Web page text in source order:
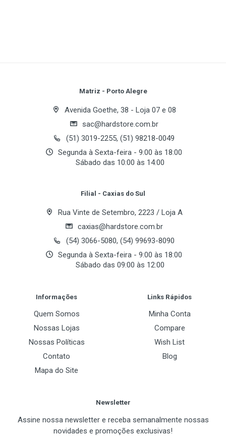
Your Name
Email Address
Matriz - Porto Alegre
Avenida Goethe, 38 - Loja 07 e 08
sac@hardstore.com.br
(51) 3019-2255, (51) 98218-0049
Segunda à Sexta-feira - 9:00 às 18:00
Sábado das 10:00 às 14:00
Filial - Caxias do Sul
Rua Vinte de Setembro, 2223 / Loja A
caxias@hardstore.com.br
(54) 3066-5080, (54) 99693-8090
Segunda à Sexta-feira - 9:00 às 18:00
Sábado das 09:00 às 12:00
Informações
Quem Somos
Nossas Lojas
Nossas Políticas
Contato
Mapa do Site
Links Rápidos
Minha Conta
Compare
Wish List
Blog
Newsletter
Assine nossa newsletter e receba semanalmente nossas
novidades e promoções exclusivas!